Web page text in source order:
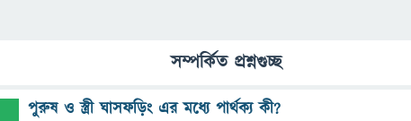
সম্পর্কিত প্রশ্নগুচ্ছ
পুরুষ ও স্ত্রী ঘাসফড়িং এর মধ্যে পার্থক্য কী?